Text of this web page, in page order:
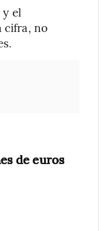
y el
cifra, no
de euros